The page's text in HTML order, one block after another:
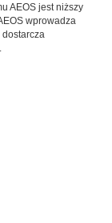
AEOS jest niższy
wprowadza